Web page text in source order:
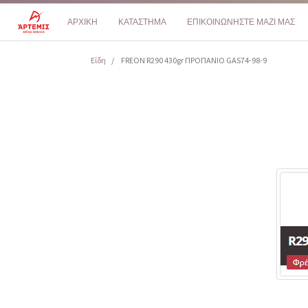
ΑΡΧΙΚΗ ΚΑΤΑΣΤΗΜΑ ΕΠΙΚΟΙΝΩΝΗΣΤΕ ΜΑΖΙ ΜΑΣ
Είδη FREON R290 430gr ΠΡΟΠΑΝΙΟ GAS74-98-9